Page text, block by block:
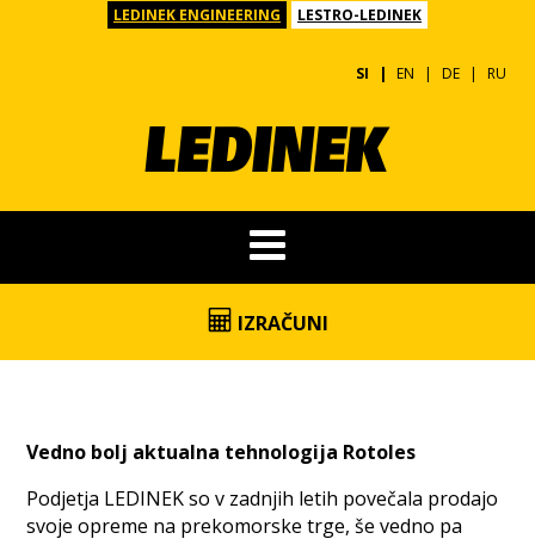
LEDINEK ENGINEERING LESTRO-LEDINEK
SI EN DE RU
IZRAČUNI
Vedno bolj aktualna tehnologija Rotoles
Podjetja LEDINEK so v zadnjih letih povečala prodajo
svoje opreme na prekomorske trge, še vedno pa